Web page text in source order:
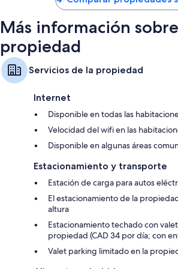
Armarios o clósets, teteras eléctricas y
Más información
propiedad
Servicios de la propiedad
Internet
Disponible en todas las
Velocidad del wifi en las
Disponible en algunas áreas
Estacionamiento y transporte
Estación de carga para autos
El estacionamiento de la
altura
Estacionamiento techado con
propiedad (CAD 34 por día; con
Valet parking limitado en la